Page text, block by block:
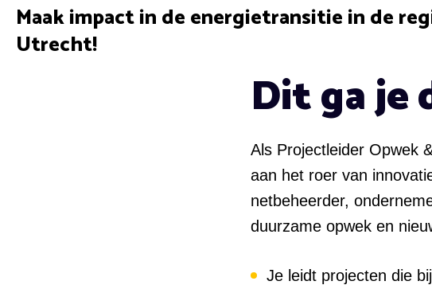
Maak impact in de energietransitie in de
Utrecht!
Dit ga je
Als Projectleider Opwek
aan het roer van
netbeheerder,
duurzame opwek en
Je leidt projecten die